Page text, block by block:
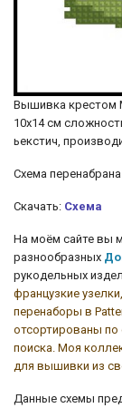
Вышивка крестом
10х14 см
ьекстич,
Схема
Скачать: Схема
На моём сайте вы
разнообразных
рукодельных
французкие
перенаборы в
отсортированы по
поиска. Моя
для вышивки из
Данные схемы